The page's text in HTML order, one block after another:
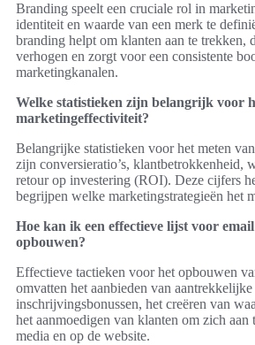
Branding speelt een cruciale rol in
identiteit en waarde van een merk te
branding helpt om klanten aan te trekken,
verhogen en zorgt voor een consistente
marketingkanalen.
Welke statistieken zijn belangrijk voor
marketingeffectiviteit?
Belangrijke statistieken voor het meten
zijn conversieratio’s, klantbetrokkenheid,
retour op investering (ROI). Deze cijfers
begrijpen welke marketingstrategieën het
Hoe kan ik een effectieve lijst voor
opbouwen?
Effectieve tactieken voor het opbouwen
omvatten het aanbieden van aantrekkelijke
inschrijvingsbonussen, het creëren van
het aanmoedigen van klanten om zich aan
media en op de website.